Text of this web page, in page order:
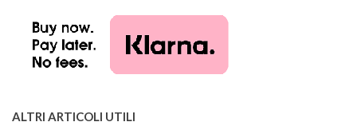
ALTRI ARTICOLI UTILI